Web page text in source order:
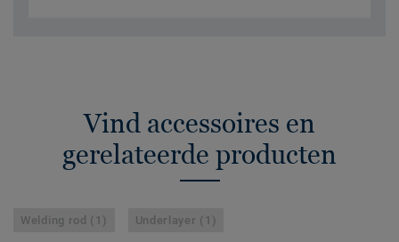
Vind accessoires en
gerelateerde producten
Welding rod (1) Underlayer (1)